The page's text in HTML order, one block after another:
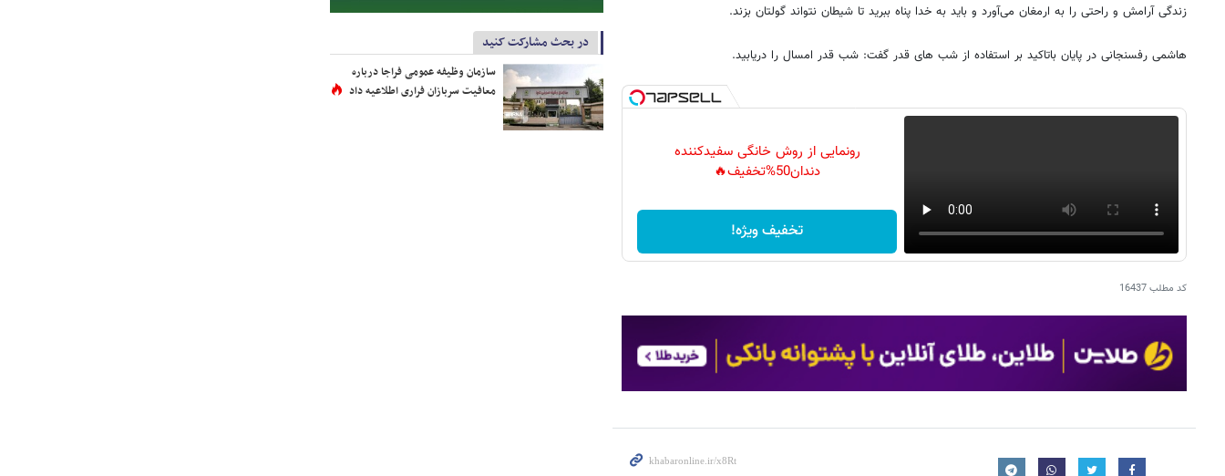
زندگی آرامش و راحتی را به ارمغان می‌آورد و باید به خدا پناه ببرید تا شیطان نتواند گولتان بزند.
هاشمی رفسنجانی در پایان باتاکید بر استفاده از شب های قدر گفت: شب قدر امسال را دریابید.
رونمایی از روش خانگی سفیدکننده
دندان50%تخفیف🔥
تخفیف ویژه!
کد مطلب16437
در بحث مشارکت کنید
سازمان وظیفه عمومی فراجا درباره
معافیت سربازان فراری اطلاعیه داد